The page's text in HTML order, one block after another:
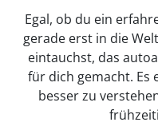
Egal, ob du ein
gerade erst in die
eintauchst, das
für dich gemacht. Es
besser zu